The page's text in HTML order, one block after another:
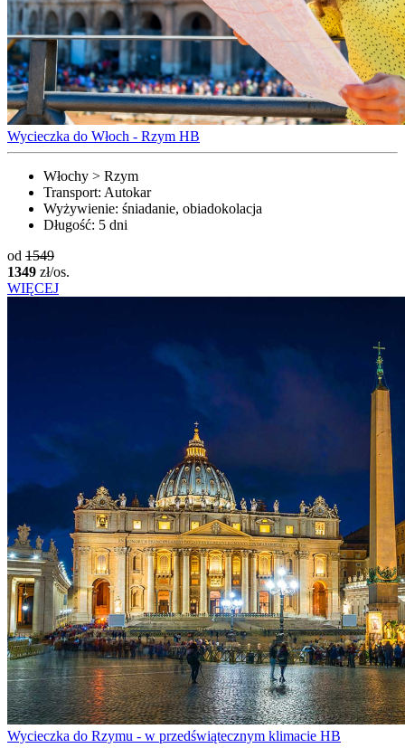
Wycieczka do Włoch - Rzym HB
Włochy > Rzym
Transport: Autokar
Wyżywienie: śniadanie, obiadokolacja
Długość: 5 dni
od 1549
1349 zł/os.
WIĘCEJ
Wycieczka do Rzymu - w przedświątecznym klimacie HB